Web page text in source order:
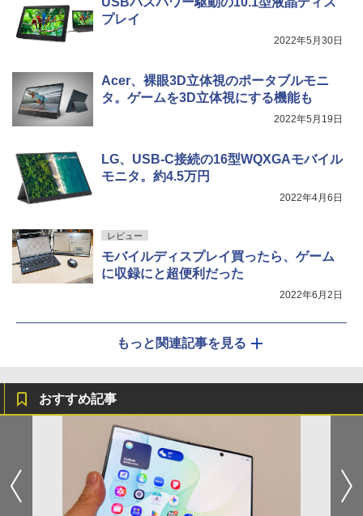
プレイ
2022年5月30日
Acer、裸眼3D立体視のポータブルモニ
タ。ゲームを3D立体視にする機能も
2022年5月19日
LG、USB-C接続の16型WQXGAモバイル
モニタ。約4.5万円
2022年4月6日
レビュー
モバイルディスプレイ買ったら、ゲーム
に収録にと超便利だった
2022年6月2日
もっと関連記事を見る
おすすめ記事